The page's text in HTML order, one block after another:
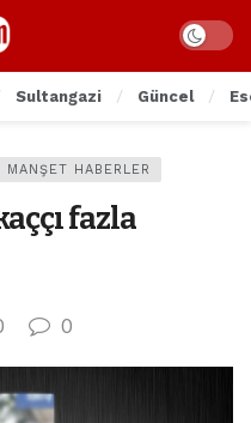
Sultangazi Güncel
MANŞET HABERLER
fazla
0